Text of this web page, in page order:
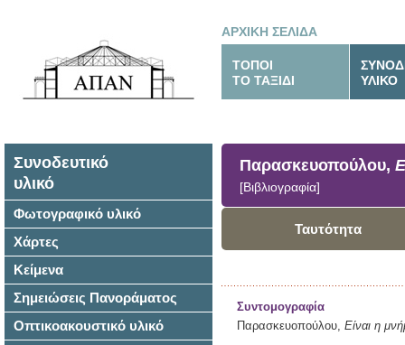
ΑΡΧΙΚΗ ΣΕΛΙΔΑ
ΤΟΠΟΙ
ΤΟ ΤΑΞΙΔΙ
ΥΛΙΚΟ
Συνοδευτικό
υλικό
Φωτογραφικό υλικό
Χάρτες
Κείμενα
Σημειώσεις Πανοράματος
Οπτικοακουστικό υλικό
Παρασκευοπούλου,
[Βιβλιογραφία]
Ταυτότητα
Συντομογραφία
Παρασκευοπούλου, Είναι η